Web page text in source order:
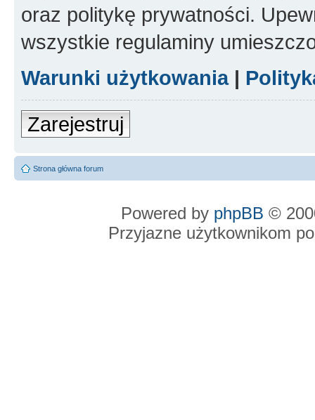
oraz politykę prywatności.
wszystkie regulaminy
Warunki użytkowania|
Zarejestruj
Strona główna forum
Powered by phpBB ©
Przyjazne użytkownikom